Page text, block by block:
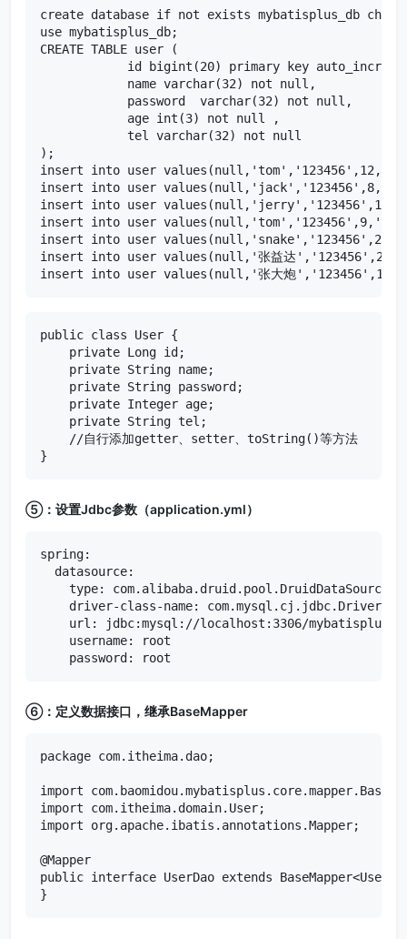
create database if not exists mybatisplus_db
use mybatisplus_db;
CREATE TABLE user (
id bigint(20) primary key
            name varchar(32) not null,
            password  varchar(32) not null,
            age int(3) not null ,
            tel varchar(32) not null
);
insert into user
insert into user
insert into user
insert into user
insert into user
insert into user values(null,'张益达
insert into user values(null,'张大炮
public class User {
    private Long id;
    private String name;
    private String password;
    private Integer age;
    private String tel;
    //自行添加getter、setter、toString()等方法
}
⑤：设置Jdbc参数（application.yml）
spring:
  datasource:
    type: com.alibaba.druid.pool.DruidDataSource
    driver-class-name: com.mysql.cj.jdbc.Driver
url: jdbc:mysql://localhost:3306/
    username: root
    password: root
⑥：定义数据接口，继承BaseMapper
package com.itheima.dao;
import
import com.itheima.domain.User;
import org.apache.ibatis.annotations.Mapper;
@Mapper
public interface UserDao extends BaseMapper<User>